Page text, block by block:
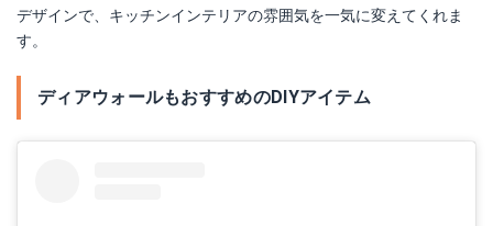
デザインで、キッチンインテリアの雰囲気を一気に変えてくれま
す。
ディアウォールもおすすめのDIYアイテム